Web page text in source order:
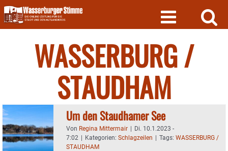
Skip
to
content
WASSERBURG /
STAUDHAM
Um den Staudhamer See
Von Regina Mittermair | Di. 10.1.2023 -
7:02 | Kategorien: Schlagzeilen | Tags: WASSERBURG /
STAUDHAM